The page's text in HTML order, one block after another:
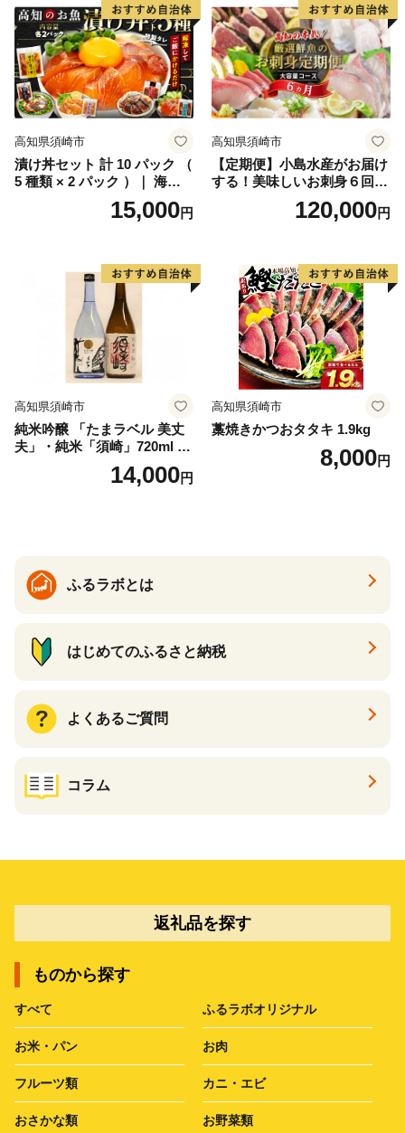
高知県須崎市
漬け丼セット 計 10 パック （
5 種類 × 2 パック ）｜ 海鮮
醤油 漬け 10 セット 藁焼き
鰹 タタキ かつお カツオ サバ
セット 惣菜 海鮮丼 お刺身 小
分け パック 国産 セット お茶
漬け 時短 簡単 お手軽 人気
惣菜 海の幸 刺し身 漬け 丼
加工品 冷凍 みなみ丸 高知県
須崎市 MM015_x2
15,000円
高知県須崎市
【定期便】小島水産がお届け
する！美味しいお刺身６回コ
120,000円
高知県須崎市
純米吟醸 「たまラベル 美丈
夫」・純米「須崎」720ml ２
本セット TH056114,000円
高知県須崎市
藁焼きかつおタタキ 1.9kg
8,000円
ふるラボとは
はじめてのふるさと納税
よくあるご質問
コラム
返礼品を探す
ものから探す
すべて ふるラボオリジナル
お米・パン お肉
フルーツ類 カニ・エビ
おさかな類 お野菜類